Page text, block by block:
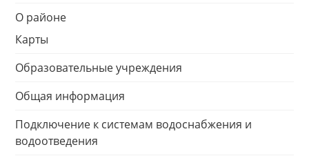
О районе
Карты
Образовательные учреждения
Общая информация
Подключение к системам водоснабжения и
водоотведения